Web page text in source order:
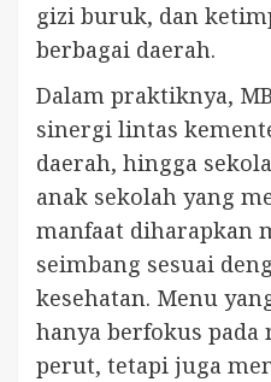
gizi buruk, dan
berbagai daerah.
Dalam praktiknya,
sinergi lintas
daerah, hingga
anak sekolah yang
manfaat diharapkan
seimbang sesuai
kesehatan. Menu
hanya berfokus pada
perut, tetapi juga